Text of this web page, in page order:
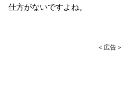
仕方がないですよね。
＜広告＞